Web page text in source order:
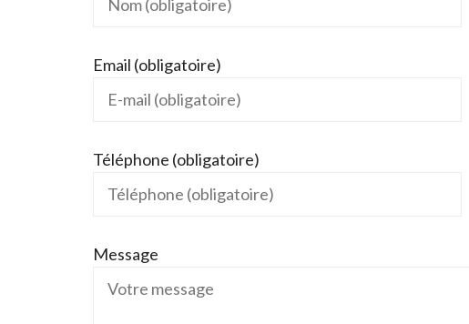
Email (obligatoire)
Téléphone (obligatoire)
Message